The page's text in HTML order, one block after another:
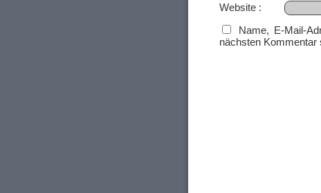
Website
Name, E-Mail-
nächsten Kommentar